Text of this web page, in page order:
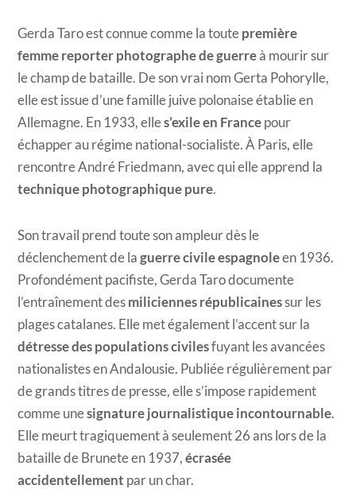
Gerda Taro est connue comme la toute première
femme reporter photographe de guerreà mourir sur
le champ de bataille. De son vrai nom Gerta Pohorylle,
elle est issue d’une famille juive polonaise établie en
Allemagne. En 1933, elles’exile en France pour
échapper au régime national-socialiste. À Paris, elle
rencontre André Friedmann, avec qui elle apprend la
technique photographique pure.
Son travail prend toute son ampleur dès le
déclenchement de laguerre civile espagnoleen 1936.
Profondément pacifiste, Gerda Taro documente
l’entraînement des miliciennes républicainessur les
plages catalanes. Elle met également l’accent sur la
détresse des populations civilesfuyant les avancées
nationalistes en Andalousie. Publiée régulièrement par
de grands titres de presse, elle s’impose rapidement
comme unesignature journalistique incontournable.
Elle meurt tragiquement à seulement 26 ans lors de la
bataille de Brunete en 1937,écrasée
accidentellement par un char.